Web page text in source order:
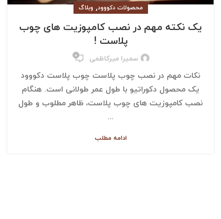
محصولات دکووود, وبلاگ
یک نکته مهم در نصب کامپوزیت های چوب
پلاست !
سمیرا میرکاظمی ۰
نکات مهم در نصب چوب پلاست چوب پلاست دکووود
یک محصول دکوراتیو با طول عمر طولانی است. هنگام
نصب کامپوزیت های چوب پلاست، ظاهر مطلوب و طول
...
ادامه مطلب